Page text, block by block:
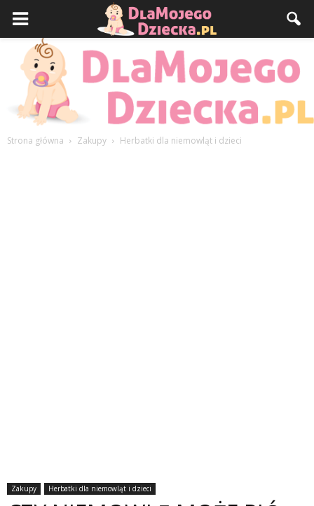
Strona główna Zakupy Herbatki dla niemowląt i dzieci
Zakupy Herbatki dla niemowląt i dzieci